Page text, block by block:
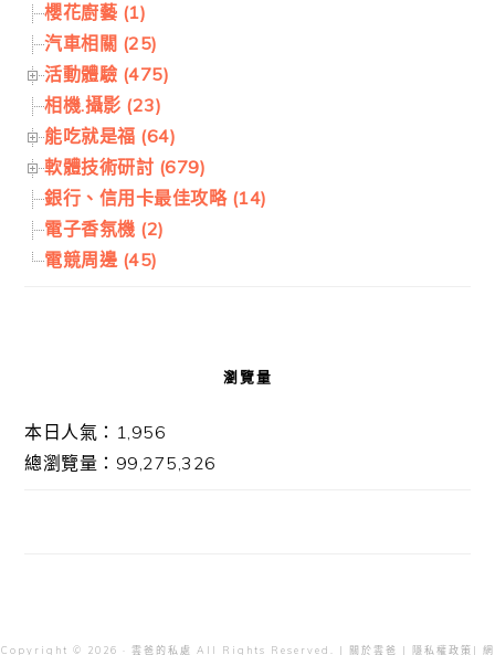
櫻花廚藝 (1)
汽車相關 (25)
活動體驗 (475)
相機.攝影 (23)
能吃就是福 (64)
軟體技術研討 (679)
銀行、信用卡最佳攻略 (14)
電子香氛機 (2)
電競周邊 (45)
瀏覽量
本日人氣：1,956
總瀏覽量：99,275,326
Copyright © 2026 · 雲爸的私處 All Rights Reserved. | 關於雲爸 | 隱私權政策 | 網